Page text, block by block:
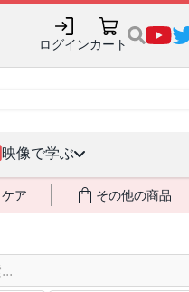
ログインカート
映像で学ぶ
ア その他の商品